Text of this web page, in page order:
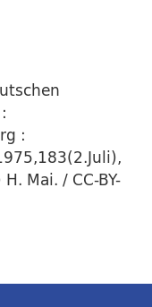
:
Mai. / CC-BY-